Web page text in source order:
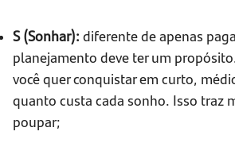
S (Sonhar): diferente de apenas
planejamento deve ter um
você quer conquistar em curto,
quanto custa cada sonho. Isso traz
poupar;